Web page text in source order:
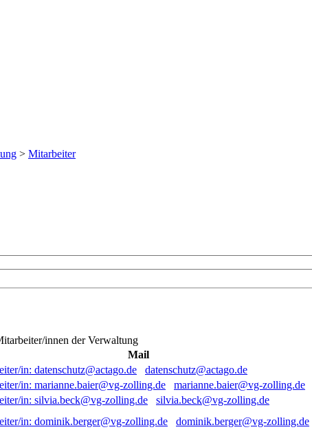
> Mitarbeiter
innen der Verwaltung
Mail
datenschutz@actago.de
marianne.baier@vg-zolling.de
silvia.beck@vg-zolling.de
dominik.berger@vg-zolling.de